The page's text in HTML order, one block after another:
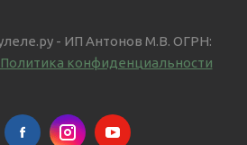
- ИП Антонов М.В. ОГРН:
Политика конфиденциальности